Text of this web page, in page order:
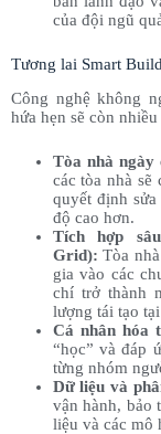
của đội ngũ
Tương lai Smart
Công nghệ không
hứa hẹn sẽ còn
Tòa nhà
các tòa nhà sẽ
quyết định
độ cao hơn.
Tích hợp
Grid): Tòa
gia vào các
chí trở thành
lượng tái tạo
Cá nhân hóa
“học” và đáp
từng nhóm
Dữ liệu và
vận hành, bảo
liệu và các mô